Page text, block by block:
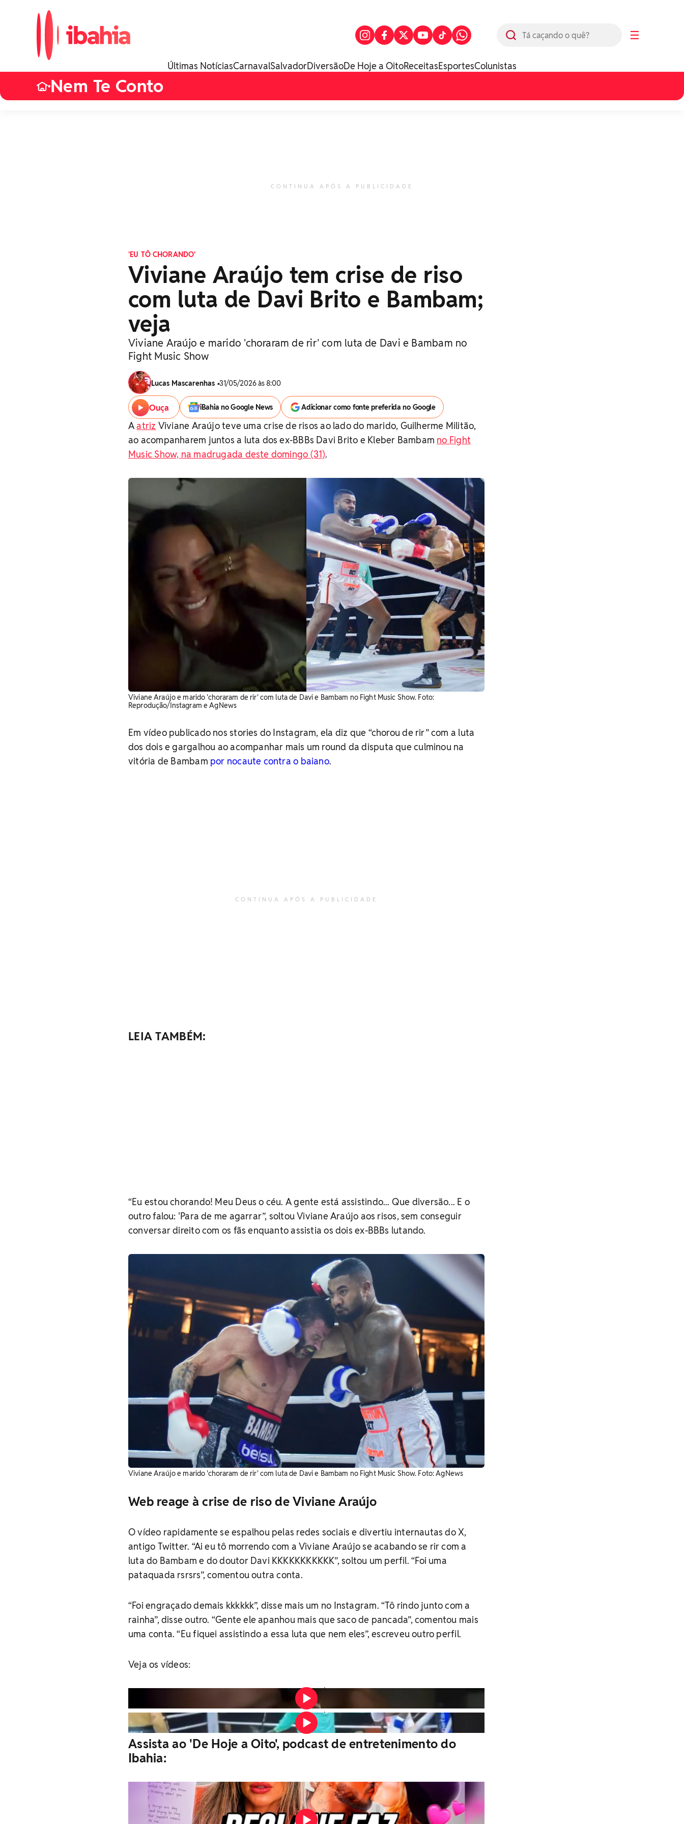
☰
Últimas NotíciasCarnavalSalvadorDiversãoDe Hoje a OitoReceitasEsportesColunistas
•Nem Te Conto
CONTINUA APÓS A PUBLICIDADE
'EU TÔ CHORANDO'
Viviane Araújo tem crise de riso
com luta de Davi Brito e Bambam;
veja
Viviane Araújo e marido 'choraram de rir' com luta de Davi e Bambam no
Fight Music Show
Lucas Mascarenhas •31/05/2026 às 8:00
Ouça iBahia no Google News Adicionar como fonte preferida no Google
Aatriz Viviane Araújo teve uma crise de risos ao lado do marido, Guilherme Militão,
ao acompanharem juntos a luta dos ex-BBBs Davi Brito e Kleber Bambam no Fight
Music Show, na madrugada deste domingo (31).
Viviane Araújo e marido 'choraram de rir' com luta de Davi e Bambam no Fight Music Show. Foto:
Reprodução/Instagram e AgNews
Em vídeo publicado nos stories do Instagram, ela diz que “chorou de rir” com a luta
dos dois e gargalhou ao acompanhar mais um round da disputa que culminou na
vitória de Bambam por nocaute contra o baiano.
CONTINUA APÓS A PUBLICIDADE
LEIA TAMBÉM:
“Eu estou chorando! Meu Deus o céu. A gente está assistindo... Que diversão... E o
outro falou: 'Para de me agarrar”, soltou Viviane Araújo aos risos, sem conseguir
conversar direito com os fãs enquanto assistia os dois ex-BBBs lutando.
Viviane Araújo e marido 'choraram de rir' com luta de Davi e Bambam no Fight Music Show. ​Foto: AgNews
Web reage à crise de riso de Viviane Araújo
O vídeo rapidamente se espalhou pelas redes sociais e divertiu internautas do X,
antigo Twitter. “Ai eu tô morrendo com a Viviane Araújo se acabando se rir com a
luta do Bambam e do doutor Davi KKKKKKKKKKK”, soltou um perfil. “Foi uma
pataquada rsrsrs”, comentou outra conta.
“Foi engraçado demais kkkkkk”, disse mais um no Instagram. “Tô rindo junto com a
rainha”, disse outro. “Gente ele apanhou mais que saco de pancada”, comentou mais
uma conta. “Eu fiquei assistindo a essa luta que nem eles”, escreveu outro perfil.
Veja os vídeos:
Vídeo: Reprodução/Instagram
Vídeo: Reprodução/Instagram
Assista ao 'De Hoje a Oito', podcast de entretenimento do
Ibahia: